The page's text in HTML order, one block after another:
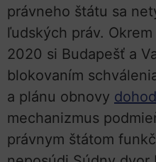
právneho štátu sa
ľudských práv.
2020 si Budapešť a
blokovaním
a plánu obnovy
mechanizmus
právnym štátom